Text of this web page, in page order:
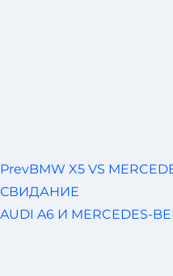
PrevBMW X5 VS
СВИДАНИЕ
AUDI A6 И MERCEDES-